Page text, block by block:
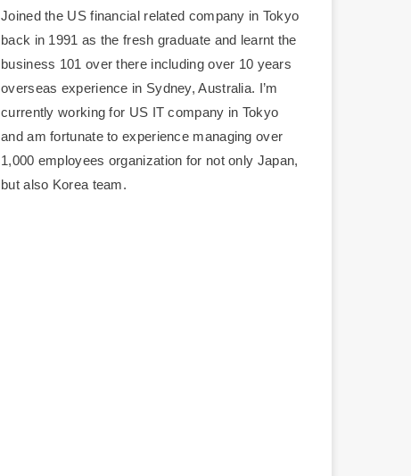
Joined the US financial related company in Tokyo
back in 1991 as the fresh graduate and learnt the
business 101 over there including over 10 years
overseas experience in Sydney, Australia. I’m
currently working for US IT company in Tokyo
and am fortunate to experience managing over
1,000 employees organization for not only Japan,
but also Korea team.